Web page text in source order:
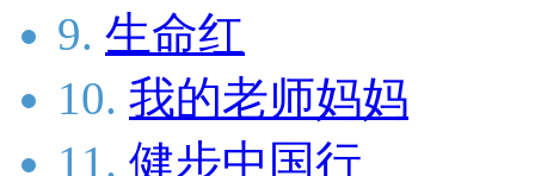
9. 生命红
10. 我的老师妈妈
11. 健步中国行